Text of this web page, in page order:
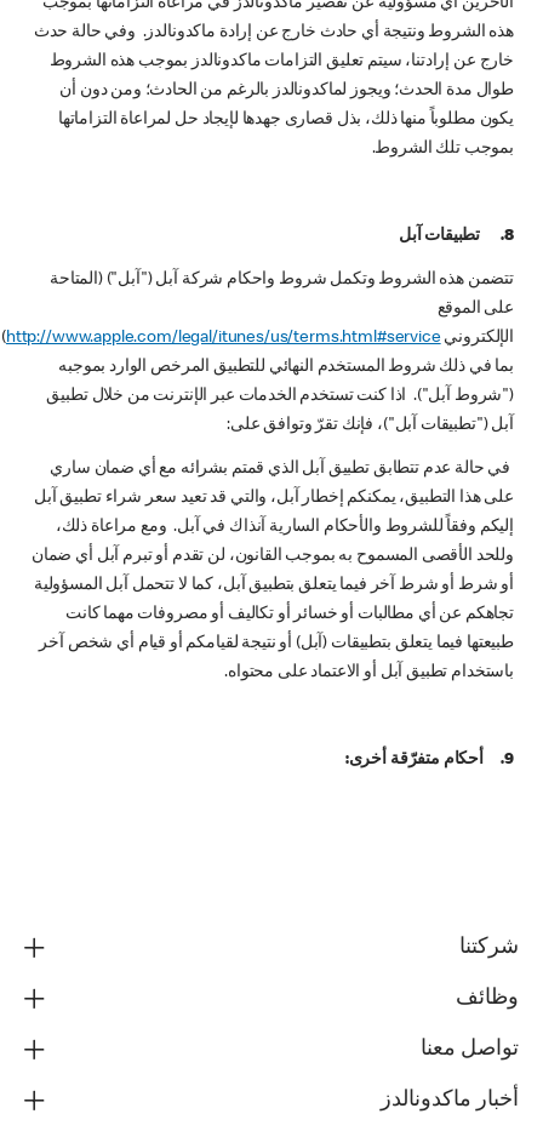
هذه الشروط ونتيجة أي حادث خارج عن إرادة ماكدونالدز. وفي حالة حدث
خارج عن إرادتنا، سيتم تعليق التزامات ماكدونالدز بموجب هذه الشروط
طوال مدة الحدث؛ ويجوز لماكدونالدز بالرغم من الحادث؛ ومن دون أن
يكون مطلوباً منها ذلك، بذل قصارى جهدها لإيجاد حل لمراعاة التزاماتها
بموجب تلك الشروط.
8. تطبيقات آبل
تتضمن هذه الشروط وتكمل شروط واحكام شركة آبل ("آبل") (المتاحة
على الموقع
الإلكترونيhttp://www.apple.com/legal/itunes/us/terms.html#service
)
بما في ذلك شروط المستخدم النهائي للتطبيق المرخص الوارد بموجبه
("شروط آبل"). اذا كنت تستخدم الخدمات عبر الإنترنت من خلال تطبيق
آبل ("تطبيقات آبل")، فإنك تقرّ وتوافق على:
في حالة عدم تتطابق تطبيق آبل الذي قمتم بشرائه مع أي ضمان ساري
على هذا التطبيق، يمكنكم إخطار آبل، والتي قد تعيد سعر شراء تطبيق آبل
إليكم وفقاً للشروط والأحكام السارية آنذاك في آبل. ومع مراعاة ذلك،
وللحد الأقصى المسموح به بموجب القانون، لن تقدم أو تبرم آبل أي ضمان
أو شرط أو شرط آخر فيما يتعلق بتطبيق آبل، كما لا تتحمل آبل المسؤولية
تجاهكم عن أي مطالبات أو خسائر أو تكاليف أو مصروفات مهما كانت
طبيعتها فيما يتعلق بتطبيقات (آبل) أو نتيجة لقيامكم أو قيام أي شخص آخر
باستخدام تطبيق آبل أو الاعتماد على محتواه.
9. أحكام متفرّقة أخرى:
شركتنا
وظائف
تواصل معنا
أخبار ماكدونالدز